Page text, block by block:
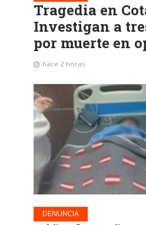
Tragedia en
Investigan a
por muerte en
hace 2 horas
DENUNCIA